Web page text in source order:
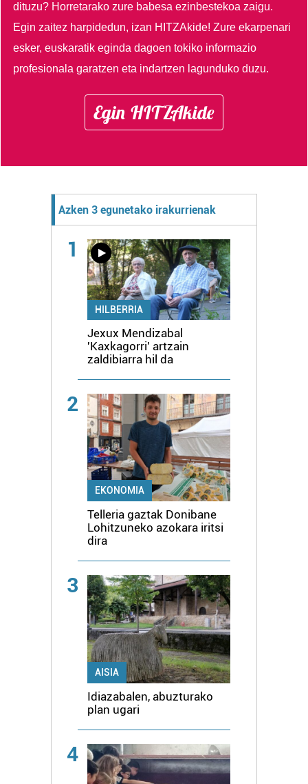
dituzu? Horretarako zure babesa ezinbestekoa zaigu.
Egin zaitez harpidedun, izan HITZAkide!Zure ekarpenari
esker, euskaratik eginda dagoen tokiko informazio
profesionala garatzen eta indartzen lagunduko duzu.
Egin HITZAkide
Azken 3 egunetako irakurrienak
1
HILBERRIA
Jexux Mendizabal
'Kaxkagorri' artzain
zaldibiarra hil da
2
EKONOMIA
Telleria gaztak Donibane
Lohitzuneko azokara iritsi
dira
3
AISIA
Idiazabalen, abuzturako
plan ugari
4